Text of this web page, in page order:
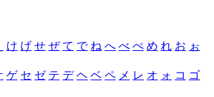
け げ せ ぜ て で ね へ べ ぺ め れ お ぉ
ゲ セ ゼ テ デ ヘ ベ ペ メ レ オ ォ コ ゴ